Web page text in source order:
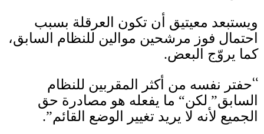
ويستبعد معيتيق أن تكون العرقلة بسبب
احتمال فوز مرشحين موالين للنظام السابق،
كما يروّج البعض.
“حفتر نفسه من أكثر المقربين للنظام
السابق” لكن“ ما يفعله هو مصادرة حق
الجميع لأنه لا يريد تغيير الوضع القائم”.